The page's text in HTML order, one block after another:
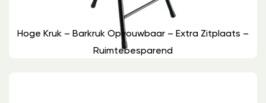
Hoge Kruk – Barkruk Opvouwbaar – Extra Zitplaats –
Ruimtebesparend